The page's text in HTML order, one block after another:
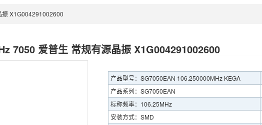
X1G004291002600
7050 爱普生 常规有源晶振 X1G004291002600
产品型号：SG7050EAN 106.250000MHz KEGA
产品系列：SG7050EAN
标称频率：106.25MHz
安装方式：SMD